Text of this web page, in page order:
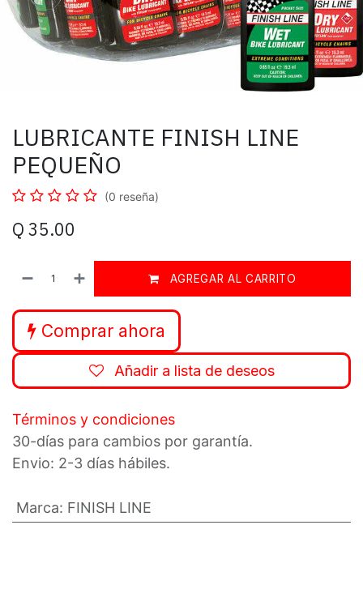
LUBRICANTE FINISH LINE
PEQUEÑO
(0 reseña)
Q 35.00
AGREGAR AL CARRITO
Comprar ahora
Añadir a lista de deseos
Términos y condiciones
30-días para cambios por garantía.
Envio: 2-3 días hábiles.
Marca: FINISH LINE